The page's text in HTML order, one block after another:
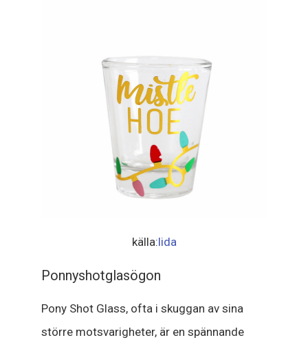
källa:lida
Ponnyshotglasögon
Pony Shot Glass, ofta i skuggan av sina
större motsvarigheter, är en spännande